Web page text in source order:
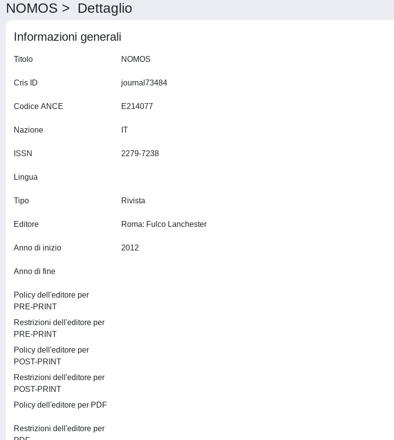
NOMOS > Dettaglio
Informazioni generali
Titolo
Cris ID
Codice ANCE
Nazione
ISSN
Lingua
Tipo Rivista
Editore
Anno di inizio
Anno di fine
Policy dell'editore per
PRE-PRINT
Restrizioni dell'editore per
PRE-PRINT
Policy dell'editore per
POST-PRINT
Restrizioni dell'editore per
POST-PRINT
Policy dell'editore per PDF
Restrizioni dell'editore per